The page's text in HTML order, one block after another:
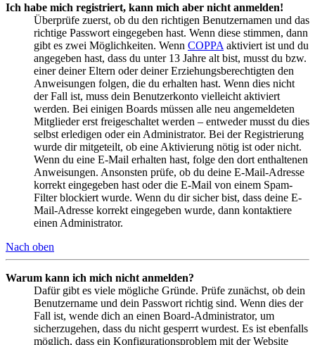
Ich habe mich registriert, kann mich aber nicht anmelden!
Überprüfe zuerst, ob du den richtigen Benutzernamen und das
richtige Passwort eingegeben hast. Wenn diese stimmen, dann
gibt es zwei Möglichkeiten. Wenn COPPA aktiviert ist und du
angegeben hast, dass du unter 13 Jahre alt bist, musst du bzw.
einer deiner Eltern oder deiner Erziehungsberechtigten den
Anweisungen folgen, die du erhalten hast. Wenn dies nicht
der Fall ist, muss dein Benutzerkonto vielleicht aktiviert
werden. Bei einigen Boards müssen alle neu angemeldeten
Mitglieder erst freigeschaltet werden – entweder musst du dies
selbst erledigen oder ein Administrator. Bei der Registrierung
wurde dir mitgeteilt, ob eine Aktivierung nötig ist oder nicht.
Wenn du eine E-Mail erhalten hast, folge den dort enthaltenen
Anweisungen. Ansonsten prüfe, ob du deine E-Mail-Adresse
korrekt eingegeben hast oder die E-Mail von einem Spam-
Filter blockiert wurde. Wenn du dir sicher bist, dass deine E-
Mail-Adresse korrekt eingegeben wurde, dann kontaktiere
einen Administrator.
Nach oben
Warum kann ich mich nicht anmelden?
Dafür gibt es viele mögliche Gründe. Prüfe zunächst, ob dein
Benutzername und dein Passwort richtig sind. Wenn dies der
Fall ist, wende dich an einen Board-Administrator, um
sicherzugehen, dass du nicht gesperrt wurdest. Es ist ebenfalls
möglich, dass ein Konfigurationsproblem mit der Website